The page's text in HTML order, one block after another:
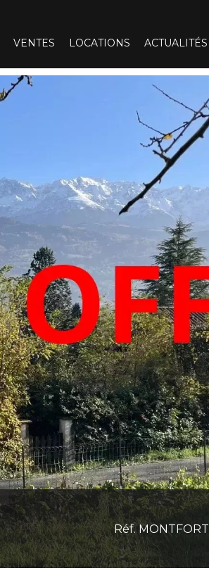
VENTES LOCATIONS ACTUALITÉS
Réf. MONTFORT